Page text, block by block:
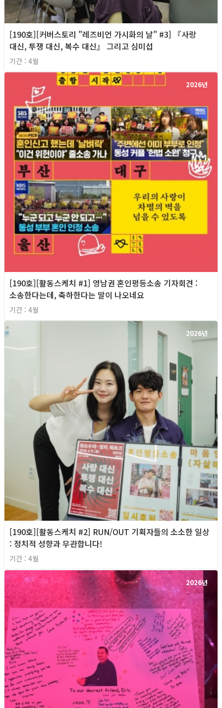
[190호][커버스토리 "레즈비언 가시화의 날" #3] 『사랑
대신, 투쟁 대신, 복수 대신』 그리고 심미섭
기간 : 4월
2026년
[190호][활동스케치 #1] 영남권 혼인평등소송 기자회견​ :
소송한다는데, 축하한다는 말이 나오네요
기간 : 4월
2026년
[190호][활동스케치 #2] RUN/OUT 기획자들의 소소한 일상
: 정치적 성향과 무관합니다!
기간 : 4월
2026년